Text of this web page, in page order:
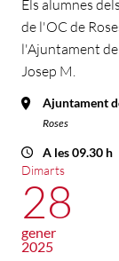
Els alumnes
de l'OC de
l'Ajuntament de
Josep M.
Ajuntament
Roses
A les 09.30 h
Dimarts
28
gener
2025